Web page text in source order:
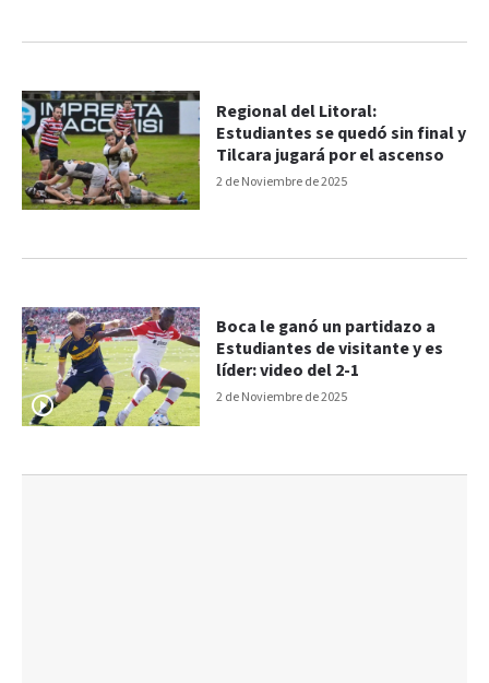
2 de Noviembre de 2025
Regional del Litoral:
Estudiantes se quedó sin final y
Tilcara jugará por el ascenso
2 de Noviembre de 2025
Boca le ganó un partidazo a
Estudiantes de visitante y es
líder: video del 2-1